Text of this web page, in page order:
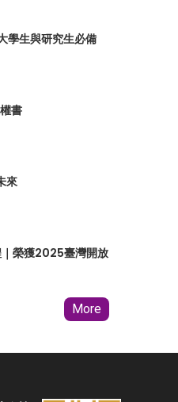
學生與研究生必備
書
來
榮獲2025臺灣開放
More